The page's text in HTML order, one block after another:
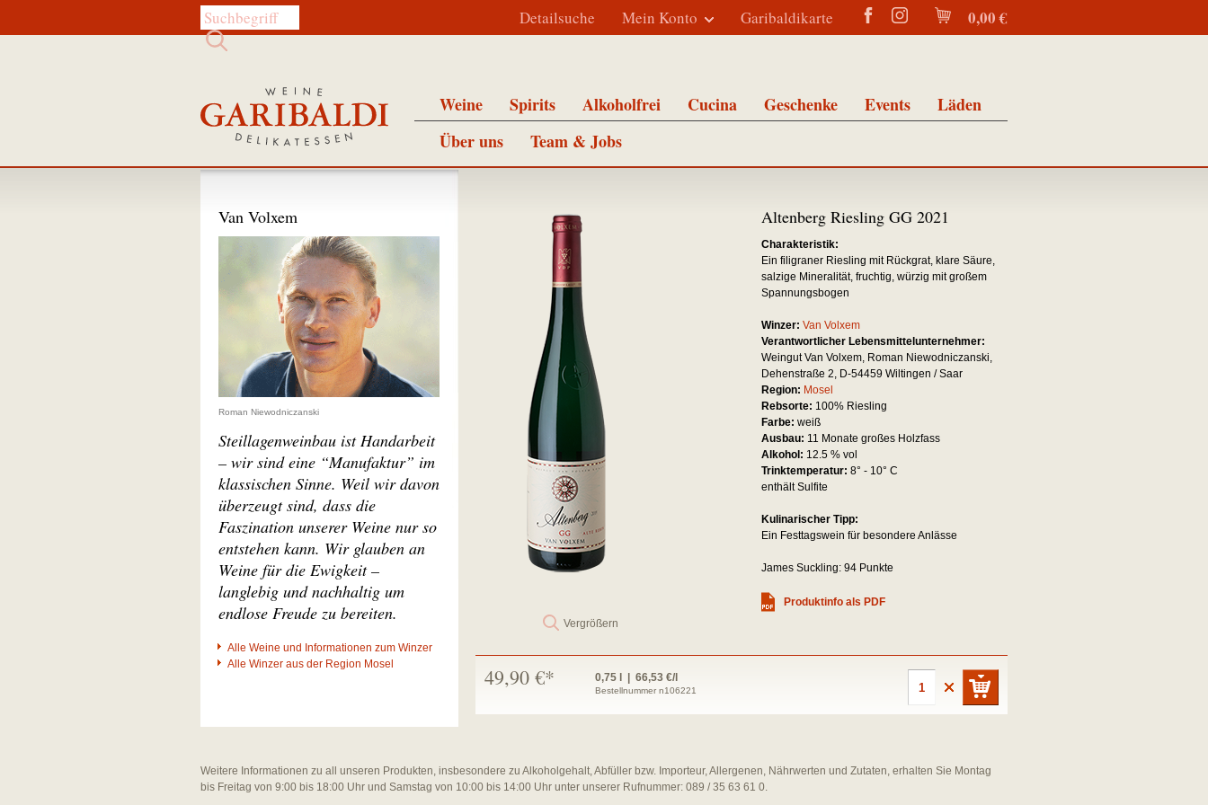
Diese Website durchsuchen: 0,00 €
Garibaldikarte
Mein Konto
Detailsuche
Weine Spirits Alkoholfrei Cucina Geschenke Events
Läden
Über uns
Team & Jobs
Vergrößern
Altenberg Riesling GG 2021
Charakteristik:
Ein filigraner Riesling mit Rückgrat, klare Säure,
salzige Mineralität, fruchtig, würzig mit großem
Spannungsbogen
Winzer: Van Volxem
Verantwortlicher Lebensmittelunternehmer:
Weingut Van Volxem, Roman Niewodniczanski,
Dehenstraße 2, D-54459 Wiltingen / Saar
Region: Mosel
Rebsorte: 100% Riesling
Farbe: weiß
Ausbau: 11 Monate großes Holzfass
Alkohol: 12.5 % vol
Trinktemperatur: 8° - 10° C
enthält Sulfite
Kulinarischer Tipp:
Ein Festtagswein für besondere Anlässe
James Suckling: 94 Punkte
Produktinfo als PDF
49,90 €* 0,75 l | 66,53 €/l
Bestellnummer n106221
Van Volxem
Roman Niewodniczanski
Steillagenweinbau ist Handarbeit
– wir sind eine “Manufaktur” im
klassischen Sinne. Weil wir davon
überzeugt sind, dass die
Faszination unserer Weine nur so
entstehen kann. Wir glauben an
Weine für die Ewigkeit –
langlebig und nachhaltig um
endlose Freude zu bereiten.
Alle Weine und Informationen zum Winzer
Alle Winzer aus der Region Mosel
Weitere Informationen zu all unseren Produkten, insbesondere zu Alkoholgehalt, Abfüller bzw. Importeur, Allergenen, Nährwerten und Zutaten, erhalten Sie Montag
bis Freitag von 9:00 bis 18:00 Uhr und Samstag von 10:00 bis 14:00 Uhr unter unserer Rufnummer: 089 / 35 63 61 0.